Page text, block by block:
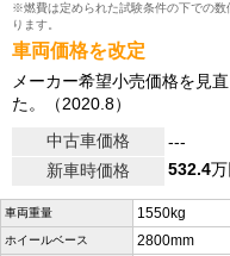
※燃費は定められた試験条件の下での
ります。
車両価格を改定
メーカー希望小売価格を見
た。（2020.8）
中古車価格
---
新車時価格
532.4
車両重量 1550kg
ホイールベース 2800mm